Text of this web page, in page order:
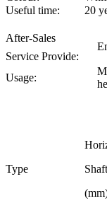
Useful time:
20
After-Sales
Service Provide:
Usage:
Type
Shaft